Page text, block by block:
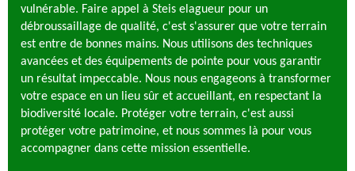
vulnérable. Faire appel à Steis elagueur pour un
débroussaillage de qualité, c'est s'assurer que votre terrain
est entre de bonnes mains. Nous utilisons des techniques
avancées et des équipements de pointe pour vous garantir
un résultat impeccable. Nous nous engageons à transformer
votre espace en un lieu sûr et accueillant, en respectant la
biodiversité locale. Protéger votre terrain, c'est aussi
protéger votre patrimoine, et nous sommes là pour vous
accompagner dans cette mission essentielle.